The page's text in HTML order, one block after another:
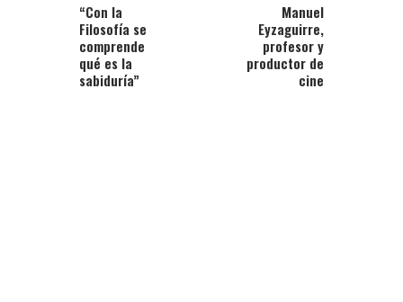
“Con la
Filosofía se
comprende
qué es la
sabiduría”
Manuel
Eyzaguirre,
profesor y
productor de
cine